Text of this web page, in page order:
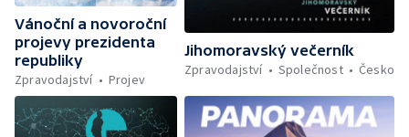
Vánoční a novoroční
projevy prezidenta
republiky
Zpravodajství
Projev
Jihomoravský večerník
Zpravodajství
Společnost Česko